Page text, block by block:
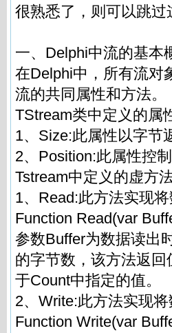
很熟悉了，则可以跳过
一、Delphi中流的基本
在Delphi中，所有流对
流的共同属性和方法。
TStream类中定义的属
1、Size:此属性以字节
2、Position:此属性控
Tstream中定义的虚方
1、Read:此方法实现
Function Read(var
参数Buffer为数据读出
的字节数，该方法返
于Count中指定的值。
2、Write:此方法实现
Function Write(var